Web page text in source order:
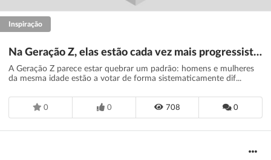
Inspiração
Na Geração Z, elas estão cada vez mais progressistas e eles mais conservadores
A Geração Z parece estar quebrar um padrão: homens e mulheres
da mesma idade estão a votar de forma sistematicamente dif...
0 0 708 0